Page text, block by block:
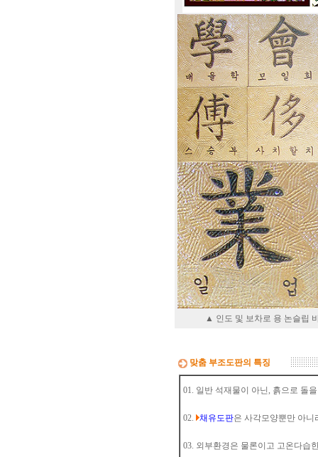
▲ 인도 및 보차로 용 논슬립
맞춤 부조도판의 특징
01. 일반 석재물이 아닌, 흙으로 돌
02. 채유도판은 사각모양뿐만 아니
03. 외부환경은 물론이고 고온다습